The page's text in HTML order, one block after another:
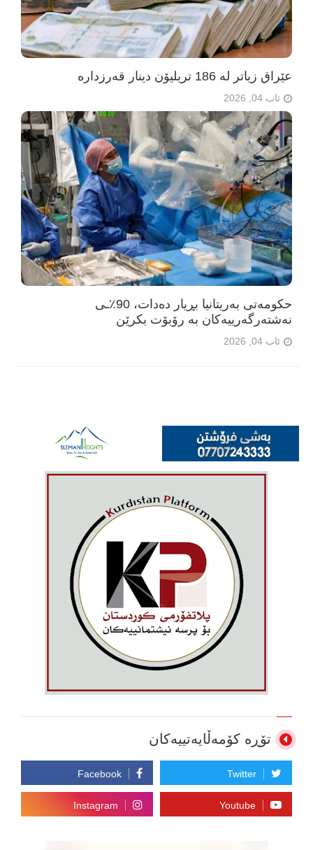
عێراق زیاتر لە 186 تریلیۆن دینار قەرزدارە
ئاب 04, 2026
حکومەتی بەریتانیا بڕیار دەدات، 90٪ـی
نەشتەرگەرییەکان بە رۆبۆت بکرێن
ئاب 04, 2026
تۆڕە کۆمەڵایەتییەکان